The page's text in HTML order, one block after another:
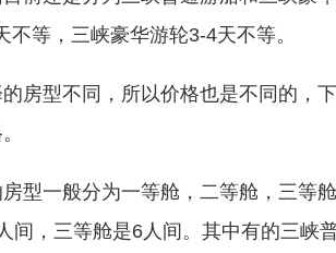
不等，三峡豪华游轮3-4天不等。
房型不同，所以价格也是不同的，
型一般分为一等舱，二等舱，三等
间，三等舱是6人间。其中有的三峡